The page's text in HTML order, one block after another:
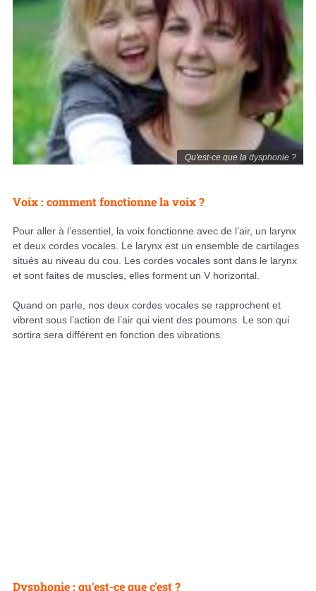
Qu'est-ce que la dysphonie ?
Voix : comment fonctionne la voix ?
Pour aller à l’essentiel, la voix fonctionne avec de l’air, un larynx
et deux cordes vocales. Le larynx est un ensemble de cartilages
situés au niveau du cou. Les cordes vocales sont dans le larynx
et sont faites de muscles, elles forment un V horizontal.
Quand on parle, nos deux cordes vocales se rapprochent et
vibrent sous l’action de l’air qui vient des poumons. Le son qui
sortira sera différent en fonction des vibrations.
Dysphonie : qu'est-ce que c'est ?